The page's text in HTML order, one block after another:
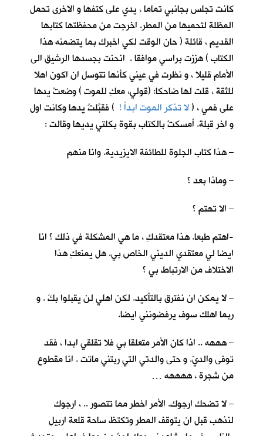
كانت تجلس بجانبي تماما ، يدي على كتفها و الاخرى تحمل
المظلة لتحميها من المطر. اخرجت من محفظتها كتابها
القديم ، قائلة ( حان الوقت لكي اخبرك بما يتضمنه هذا
الكتاب ) هززت براسي موافقا . انحنت بجسدها الرشيق الى
الأمام قليلا ، و نظرت في عيني كأنها تتوسل ان اكون اهلا
للثقة ، قلت لها ضاحكا: (قولي، معكِ للموت ) وضعتْ يدها
على فمي ، (لا تذكر الموت ابداً ! ) فقبَّلتُ يدها وكانت اول
و اخر قبلة. أمسكتْ بالكتاب بقوة بكلتي يديها وقالت :
– هذا كتاب الجلوة للطائفة الايزيدية. وانا منهم
– وماذا بعد ؟
– الا تهتم ؟
-اهتم طبعا. هذا معتقدكِ ، ما هي المشكلة في ذلك ؟ انا
ايضا لي معتقدي الديني الخاص بي. هل يمنعكِ هذا
الاختلاف من الارتباط بي ؟
– لا يمكن ان نفترق بالتأكيد. لكن اهلي لن يقبلوا بكَ . و
ربما اهلك سوف يرفضونني ايضا.
– هههه .. اذا كان الأمر متعلقا بي فلا تقلقي ابدا ، فقد
توفى والديّ. و حتى والدتي التي ربتني ماتت . انا مقطوع
من شجرة ، ههههه …
– لا تضحك ارجوك. الأمر اخطر مما تتصور .. ، ارجوك
لنذهب قبل ان يتوقف المطر وتكتظ ساحة قلعة اربيل